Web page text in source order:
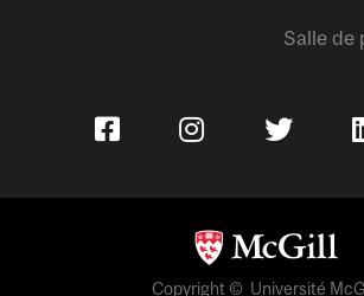
Salle de
Copyright © Université